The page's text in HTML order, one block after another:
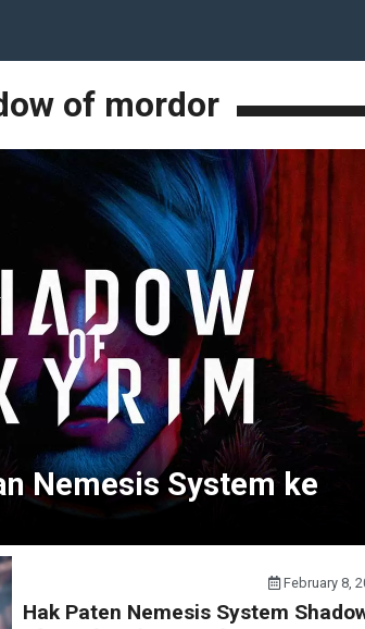
of mordor
Nemesis System ke
February 8,
Hak Paten Nemesis System